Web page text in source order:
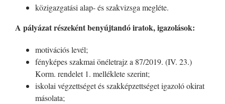
közigazgatási alap- és szakvizsga megléte.
A pályázat részeként benyújtandó iratok, igazolások:
motivációs levél;
fényképes szakmai önéletrajz a 87/2019. (IV. 23.)
Korm. rendelet 1. melléklete szerint;
iskolai végzettséget és szakképzettséget igazoló okirat
másolata;